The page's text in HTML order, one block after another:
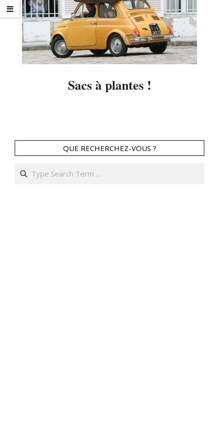
Sacs à plantes !
QUE RECHERCHEZ-VOUS ?
Search